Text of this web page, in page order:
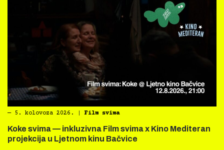
― 5. kolovoza 2026. Film svima
Koke svima — inkluzivna Film svima x Kino Mediteran
projekcija u Ljetnom kinu Bačvice